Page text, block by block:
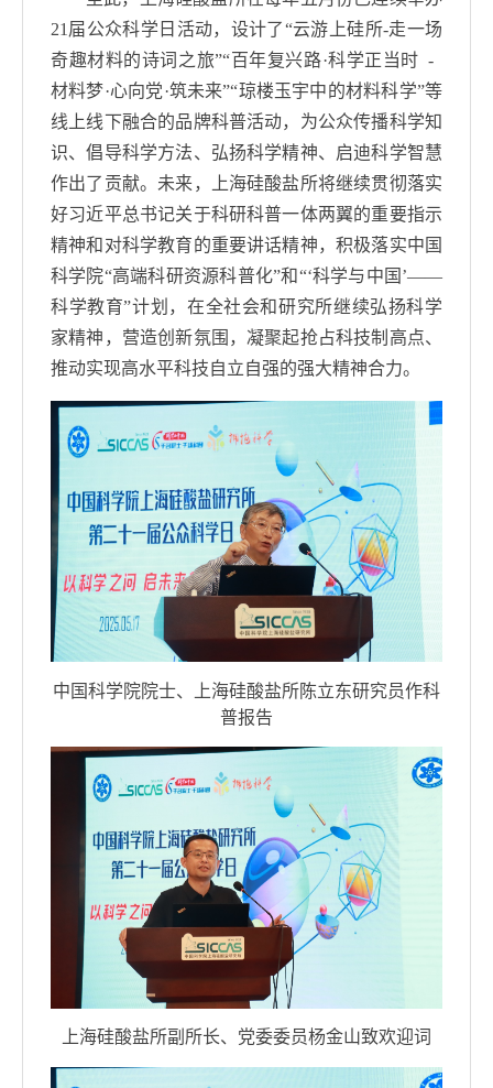
21 届公众科学日活动，设计了“云游上硅所-走一场
奇趣材料的诗词之旅”“百年复兴路·科学正当时-
材料梦·心向党·筑未来”“琼楼玉宇中的材料科学”等
线上线下融合的品牌科普活动，为公众传播科学知
识、倡导科学方法、弘扬科学精神、启迪科学智慧
作出了贡献。未来，上海硅酸盐所将继续贯彻落实
好习近平总书记关于科研科普一体两翼的重要指示
精神和对科学教育的重要讲话精神，积极落实中国
科学院“高端科研资源科普化”和“‘科学与中国’——
科学教育”计划，在全社会和研究所继续弘扬科学
家精神，营造创新氛围，凝聚起抢占科技制高点、
推动实现高水平科技自立自强的强大精神合力。
中国科学院院士、上海硅酸盐所陈立东研究员作科
普报告
上海硅酸盐所副所长、党委委员杨金山致欢迎词